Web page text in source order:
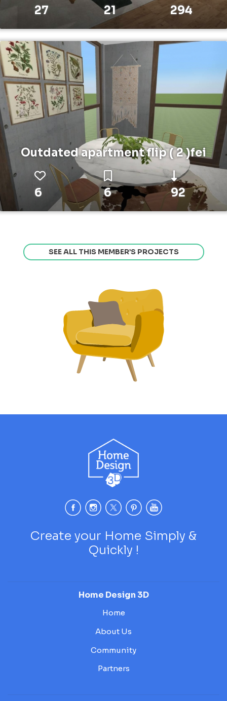
27 21 294
Outdated apartment flip ( 2 )fei
6 6 92
SEE ALL THIS MEMBER’S PROJECTS
Create your Home Simply &
Quickly !
Home Design 3D
Home
About Us
Community
Partners